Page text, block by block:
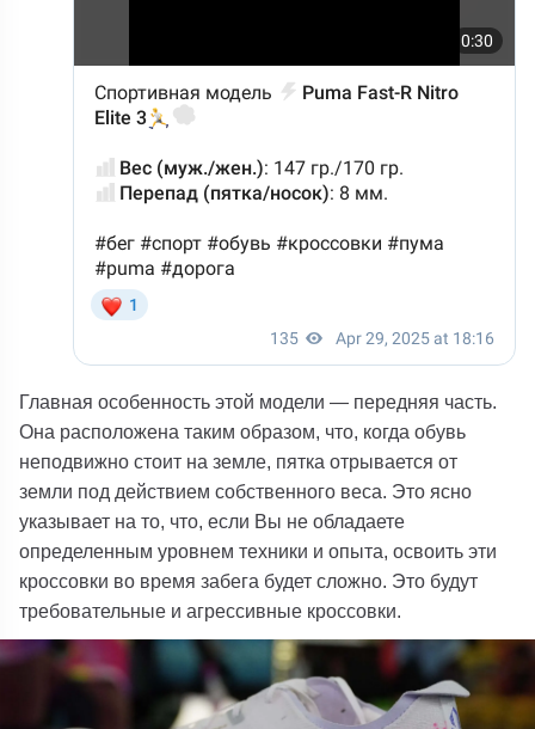
Главная особенность этой модели — передняя часть.
Она расположена таким образом, что, когда обувь
неподвижно стоит на земле, пятка отрывается от
земли под действием собственного веса. Это ясно
указывает на то, что, если Вы не обладаете
определенным уровнем техники и опыта, освоить эти
кроссовки во время забега будет сложно. Это будут
требовательные и агрессивные кроссовки.